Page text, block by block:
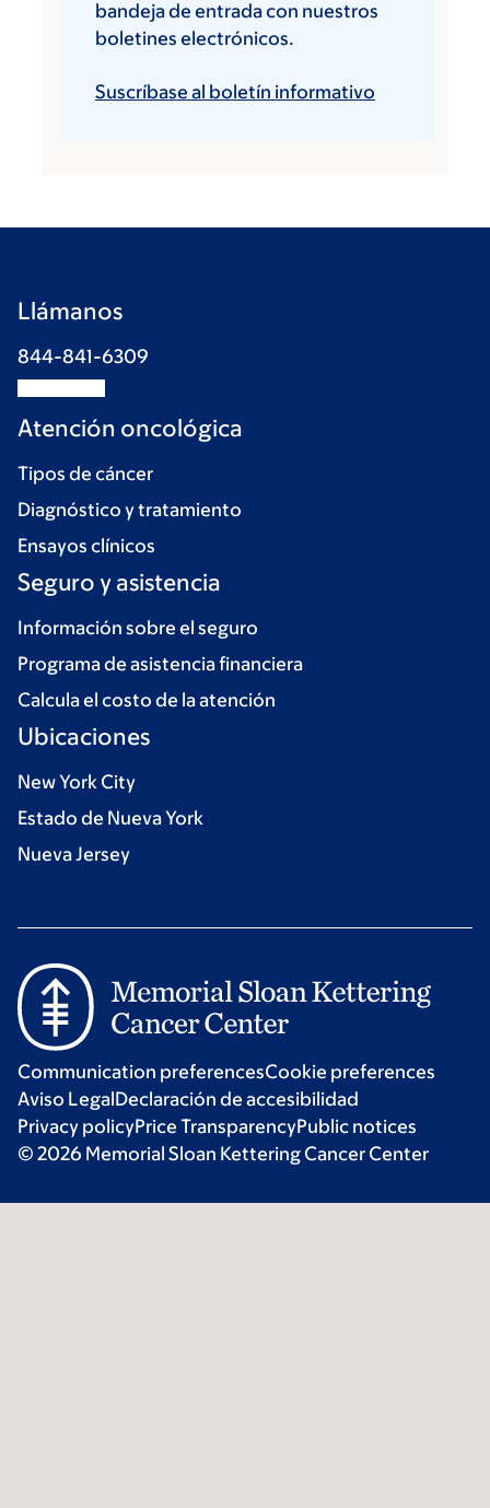
bandeja de entrada con nuestros
boletines electrónicos.
Suscríbase al boletín informativo
Llámanos
844-841-6309
Atención oncológica
Tipos de cáncer
Diagnóstico y tratamiento
Ensayos clínicos
Seguro y asistencia
Información sobre el seguro
Programa de asistencia financiera
Calcula el costo de la atención
Ubicaciones
New York City
Estado de Nueva York
Nueva Jersey
Communication preferencesCookie preferences
Aviso LegalDeclaración de accesibilidad
Privacy policyPrice TransparencyPublic notices
© 2026 Memorial Sloan Kettering Cancer Center